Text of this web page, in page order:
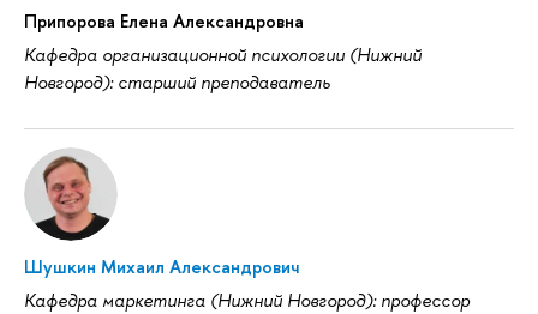
Припорова Елена Александровна
Кафедра организационной психологии (Нижний
Новгород): старший преподаватель
Шушкин Михаил Александрович
Кафедра маркетинга (Нижний Новгород): профессор